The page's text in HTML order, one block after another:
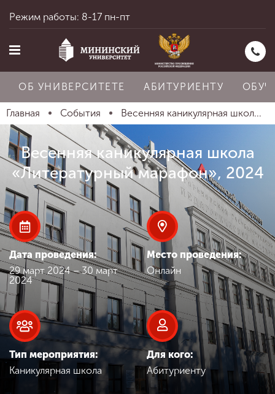
Главная
Об университете
Абитуриенту
Обучение
Наука
Международная
деятельность
Режим работы: 8-17 пн-пт
ОБ УНИВЕРСИТЕТЕ АБИТУРИЕНТУ
Главная События Весенняя каникулярная школ...
Весенняя каникулярная школа
«Литературный марафон», 2024
Дата проведения:
29 март 2024 – 30 март
2024
Место проведения:
Онлайн
Тип мероприятия:
Каникулярная школа
Для кого:
Абитуриенту